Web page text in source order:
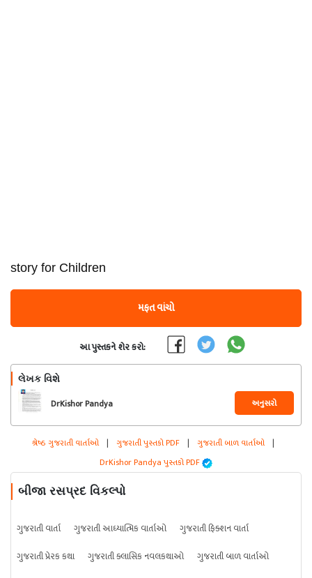
story for Children
મફત વાંચો
આ પુસ્તકને શેર કરો:
લેખક વિશે
DrKishor Pandya અનુસરો
શ્રેષ્ઠ ગુજરાતી વાર્તાઓ | ગુજરાતી પુસ્તકો PDF | ગુજરાતી બાળ વાર્તાઓ |
DrKishor Pandya પુસ્તકો PDF
બીજા રસપ્રદ વિકલ્પો
ગુજરાતી વાર્તા ગુજરાતી આધ્યાત્મિક વાર્તાઓ
ગુજરાતી ફિક્શન વાર્તા
ગુજરાતી પ્રેરક કથા
ગુજરાતી ક્લાસિક નવલકથાઓ
ગુજરાતી બાળ વાર્તાઓ